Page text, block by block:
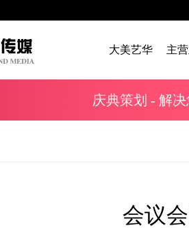
大美艺华 主
庆典策划 - 解
会议